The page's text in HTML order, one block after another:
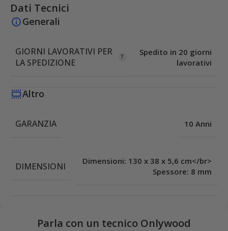
Dati Tecnici
Generali
GIORNI LAVORATIVI PER
LA SPEDIZIONE
Spedito in 20 giorni
lavorativi
Altro
GARANZIA 10 Anni
DIMENSIONI
Dimensioni: 130 x 38 x 5,6 cm</br>
Spessore: 8 mm
Parla con un tecnico Onlywood